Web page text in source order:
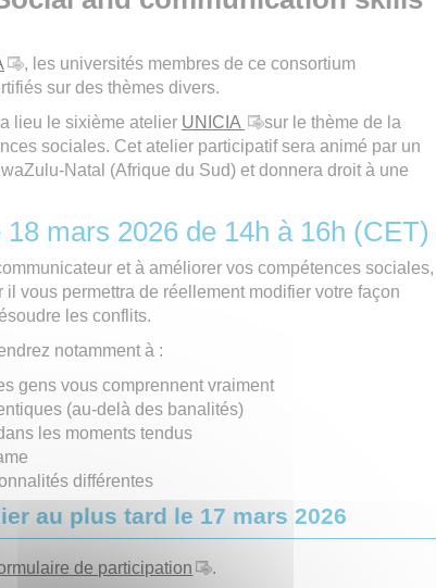
, les universités membres de ce consortium
sur des thèmes divers.
lieu le sixième atelier UNICIA
sur le thème de la
sociales. Cet atelier participatif sera animé par un
Natal (Afrique du Sud) et donnera droit à une
mars 2026 de 14h à 16h (CET)
et à améliorer vos compétences sociales,
vous permettra de réellement modifier votre façon
les conflits.
notamment à :
gens vous comprennent vraiment
(au-delà des banalités)
les moments tendus
différentes
au plus tard le 17 mars 2026
de participation .